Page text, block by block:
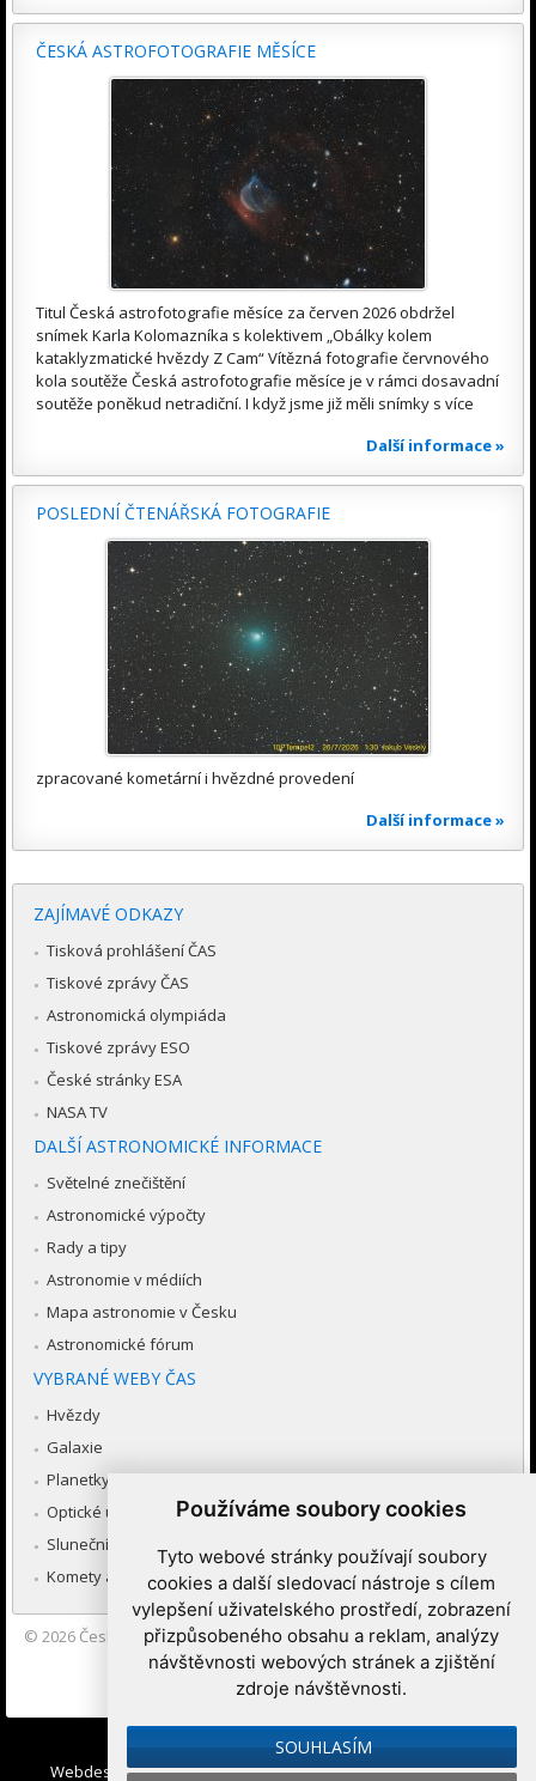
Používáme soubory cookies
Tyto webové stránky používají soubory
cookies a další sledovací nástroje s cílem
vylepšení uživatelského prostředí, zobrazení
přizpůsobeného obsahu a reklam, analýzy
návštěvnosti webových stránek a zjištění
zdroje návštěvnosti.
SOUHLASÍM
ČESKÁ ASTROFOTOGRAFIE MĚSÍCE
Titul Česká astrofotografie měsíce za červen 2026 obdržel
snímek Karla Kolomazníka s kolektivem „Obálky kolem
kataklyzmatické hvězdy Z Cam“ Vítězná fotografie červnového
kola soutěže Česká astrofotografie měsíce je v rámci dosavadní
soutěže poněkud netradiční. I když jsme již měli snímky s více
Další informace »
POSLEDNÍ ČTENÁŘSKÁ FOTOGRAFIE
zpracované kometární i hvězdné provedení
Další informace »
ZAJÍMAVÉ ODKAZY
Tisková prohlášení ČAS
Tiskové zprávy ČAS
Astronomická olympiáda
Tiskové zprávy ESO
České stránky ESA
NASA TV
DALŠÍ ASTRONOMICKÉ INFORMACE
Světelné znečištění
Astronomické výpočty
Rady a tipy
Astronomie v médiích
Mapa astronomie v Česku
Astronomické fórum
VYBRANÉ WEBY ČAS
Hvězdy
Galaxie
Planetky
Optické úkazy v atmosféře
Sluneční soustava
Komety a meteory
© 2026 Česká astronomická společnost|Hvězdárna a planetárium
Brno spolupracuje se serverem Astro.cz
Webdesign:Medio interactive, Redakční systémIbis CMS: